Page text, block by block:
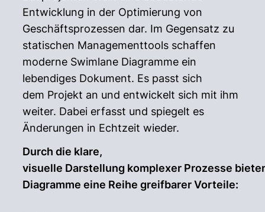
Entwicklung in der Optimierung von
Geschäftsprozessen dar. Im Gegensatz zu
statischen Managementtools schaffen
moderne Swimlane Diagramme ein
lebendiges Dokument. Es passt sich
dem Projekt an und entwickelt sich mit ihm
weiter. Dabei erfasst und spiegelt es
Änderungen in Echtzeit wieder.
Durch die klare,
visuelle Darstellung komplexer Prozesse
Diagramme eine Reihe greifbarer Vorteile: